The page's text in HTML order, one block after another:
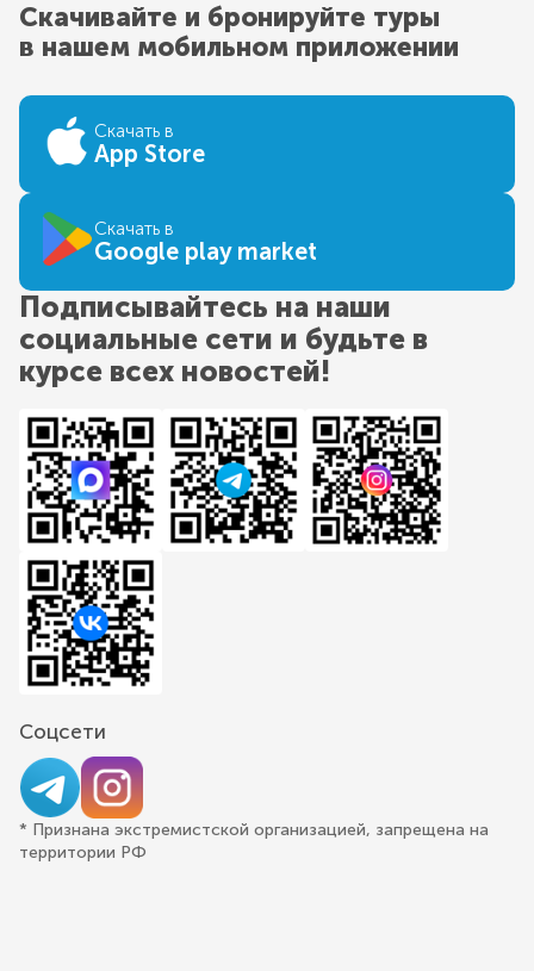
Скачивайте и бронируйте туры
в нашем мобильном приложении
Скачать в
App Store
Скачать в
Google play market
Подписывайтесь на наши
социальные сети и будьте в
курсе всех новостей!
Соцсети
* Признана экстремистской организацией, запрещена на
территории РФ